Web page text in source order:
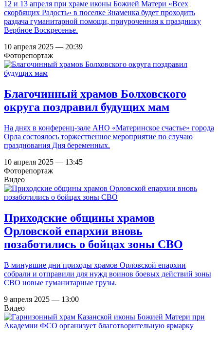
12 и 13 апреля при храме иконы Божией Матери «Всех
скорбящих Радость» в поселке Знаменка будет проходить
раздача гуманитарной помощи, приуроченная к празднику
Вербное Воскресенье.
10 апреля 2025 — 20:39
Фоторепортаж
Благочинный храмов Болховского
округа поздравил будущих мам
На днях в конференц-зале АНО «Материнское счастье» города
Орла состоялось торжественное мероприятие по случаю
празднования Дня беременных.
10 апреля 2025 — 13:45
Фоторепортаж
Видео
Приходские общины храмов
Орловской епархии вновь
позаботились о бойцах зоны СВО
В минувшие дни приходы храмов Орловской епархии
собрали и отправили для нужд воинов боевых действий зоны
СВО новые гуманитарные грузы.
9 апреля 2025 — 13:00
Видео